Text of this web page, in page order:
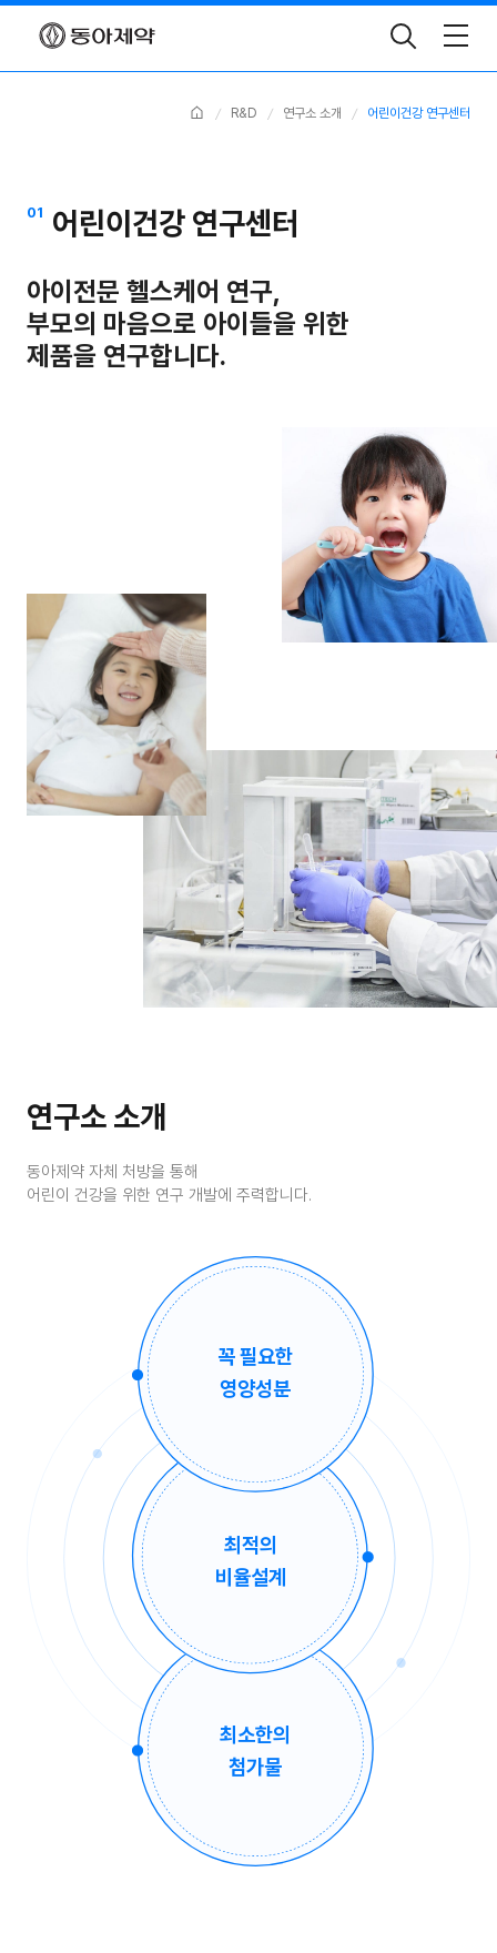
Toggle
Search
Home R&D 연구소 소개 어린이건강 연구센터
01 어린이건강 연구센터
아이전문 헬스케어 연구,
부모의 마음으로 아이들을 위한
제품을 연구합니다.
연구소 소개
동아제약 자체 처방을 통해
어린이 건강을 위한 연구 개발에 주력합니다.
꼭 필요한
영양성분
최적의
비율설계
최소한의
첨가물